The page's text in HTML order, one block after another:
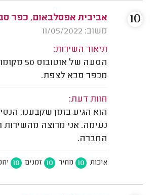
אביבית אפסלבאום, כפר
משוב: 11/05/2022
תיאור השירות:
הסעה של
מכפר סבא לצפת.
חוות דעת:
הוא הגיע בזמן שקבענו.
נעימה. אני מרוצה מהשירות
החברה.
איכות 10 מחיר 10 זמנים 10
10